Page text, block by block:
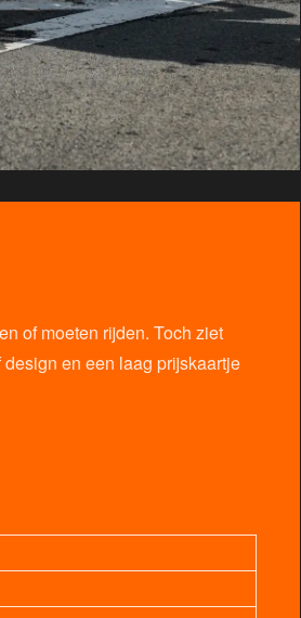
of moeten rijden. Toch ziet
en een laag prijskaartje